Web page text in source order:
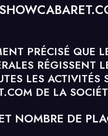
PRÉCISÉ QUE
RÉGISSENT
LES ACTIVITÉS
DE LA
NOMBRE DE